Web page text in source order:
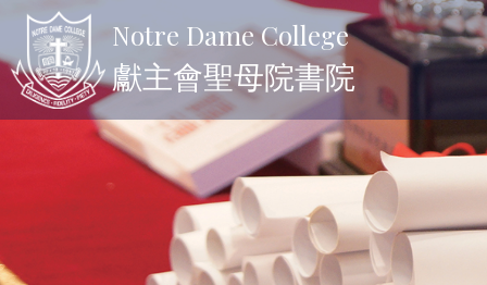
Notre Dame College
獻主會聖母院書院